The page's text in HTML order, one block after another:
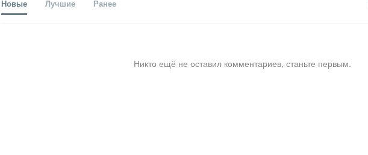
Новые Лучшие Ранее
Никто ещё не оставил комментариев, станьте первым.